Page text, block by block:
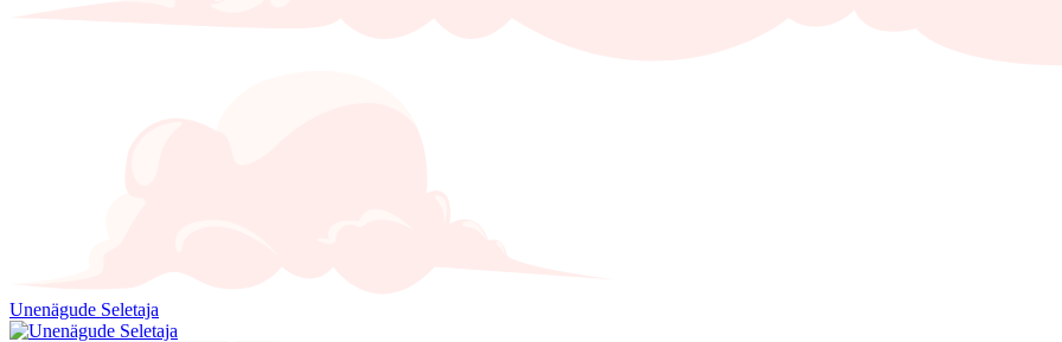
Unenägude Seletaja